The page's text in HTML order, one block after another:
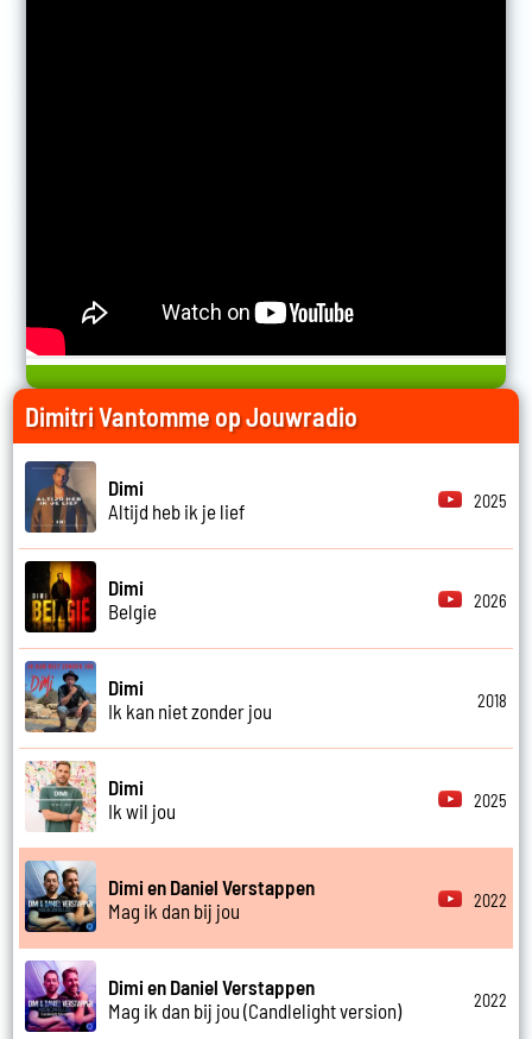
Dimitri Vantomme op Jouwradio
Dimi
Altijd heb ik je lief
2025
Dimi
Belgie
2026
Dimi
Ik kan niet zonder jou
2018
Dimi
Ik wil jou
2025
Dimi en Daniel Verstappen
Mag ik dan bij jou
2022
Dimi en Daniel Verstappen
Mag ik dan bij jou (Candlelight version)
2022